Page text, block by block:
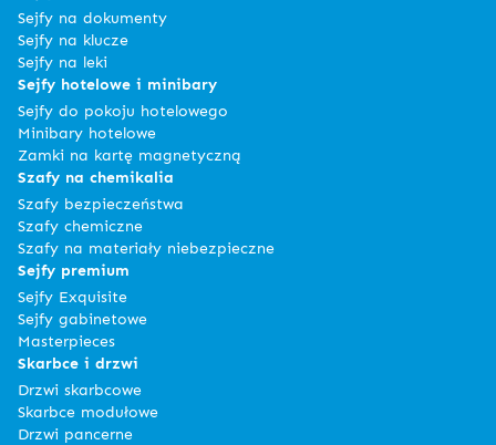
Sejfy na dokumenty
Sejfy na klucze
Sejfy na leki
Sejfy hotelowe i minibary
Sejfy do pokoju hotelowego
Minibary hotelowe
Zamki na kartę magnetyczną
Szafy na chemikalia
Szafy bezpieczeństwa
Szafy chemiczne
Szafy na materiały niebezpieczne
Sejfy premium
Sejfy Exquisite
Sejfy gabinetowe
Masterpieces
Skarbce i drzwi
Drzwi skarbcowe
Skarbce modułowe
Drzwi pancerne